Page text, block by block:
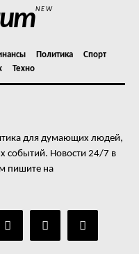
NEW
Политика
Спорт
Техно
для думающих людей,
событий. Новости 24/7 в
пишите на